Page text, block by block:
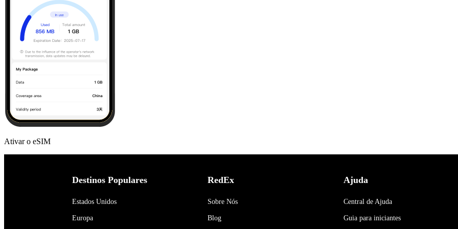
Ativar o eSIM
Destinos Populares
Estados Unidos
Europa
RedEx
Sobre Nós
Blog
Ajuda
Central de Ajuda
Guia para iniciantes